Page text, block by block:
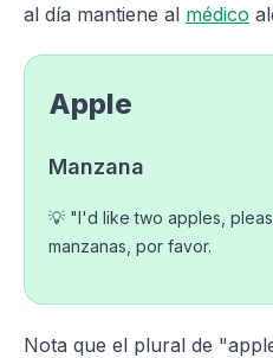
al día mantiene al médico
Apple
Manzana
💡 "I'd like two apples,
manzanas, por favor.
Nota que el plural de